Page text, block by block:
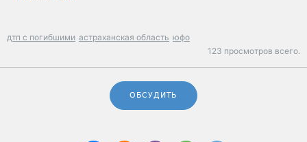
дтп с погибшими астраханская область юфо
123 просмотров всего.
ОБСУДИТЬ